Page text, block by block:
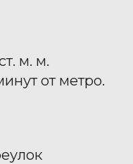
м. м.
от метро.